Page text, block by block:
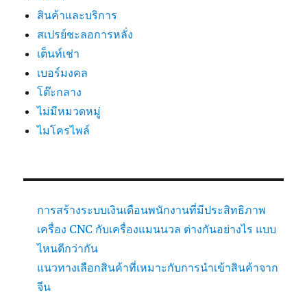
สินค้าและบริการ
สเปรย์ชะลอการหลั่ง
เต็นท์เช่า
เบอร์มงคล
โต๊ะกลาง
ไม่มีหมวดหมู่
ไมโครไพล์
การสร้างระบบเงินเดือนพนักงานที่มีประสิทธิภาพ
เครื่อง CNC กับเครื่องแมนนวล ต่างกันอย่างไร แบบ
ไหนดีกว่ากัน
แนวทางเลือกสินค้าที่เหมาะกับการนำเข้าสินค้าจาก
จีน